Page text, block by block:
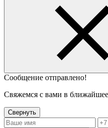
Сообщение отправлено!
Cвяжемся с вами в
Свернуть